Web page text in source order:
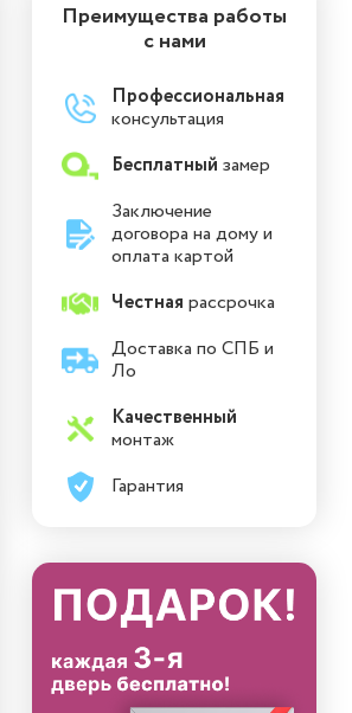
Преимущества работы
с нами
Профессиональная
консультация
Бесплатный замер
Заключение
договора на дому и
оплата картой
Честная рассрочка
Доставка по СПБ и
Ло
Качественный
монтаж
Гарантия